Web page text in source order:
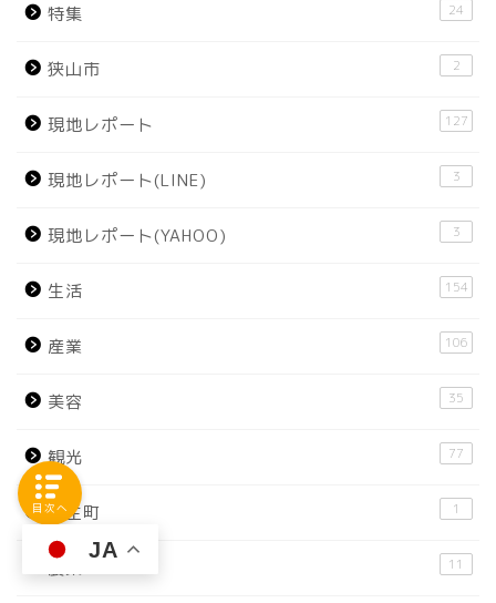
特集 24
狭山市 2
現地レポート 127
現地レポート(LINE) 3
現地レポート(YAHOO) 3
生活 154
産業 106
美容 35
観光 77
越生町 1
11
JA
目次へ